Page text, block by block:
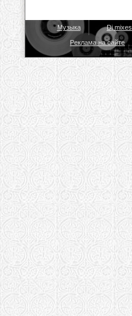
Музыка Dj mixes
Реклама на сайте